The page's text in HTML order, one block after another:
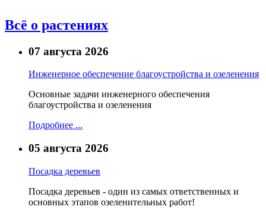
Всё о растениях
07 августа 2026
Инженерное обеспечение благоустройства и озеленения
Основные задачи инженерного обеспечения
благоустройства и озеленения
Подробнее ...
05 августа 2026
Посадка деревьев
Посадка деревьев - один из самых ответственных и
основных этапов озеленительных работ!